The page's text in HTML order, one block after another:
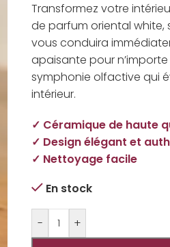
Transformez votre
de parfum oriental
vous conduira
apaisante pour
symphonie olfactive qui
intérieur.
✓ Céramique de haute
✓ Design élégant et
✓ Nettoyage facile
En stock
- +